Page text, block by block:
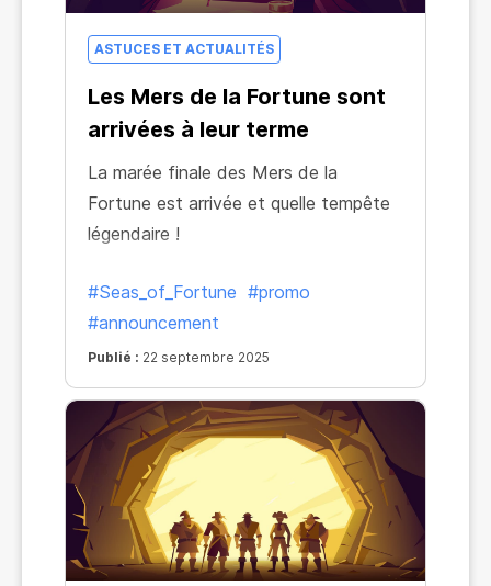
ASTUCES ET ACTUALITÉS
Les Mers de la Fortune sont
arrivées à leur terme
La marée finale des Mers de la
Fortune est arrivée et quelle tempête
légendaire !
#Seas_of_Fortune #promo
#announcement
Publié : 22 septembre 2025